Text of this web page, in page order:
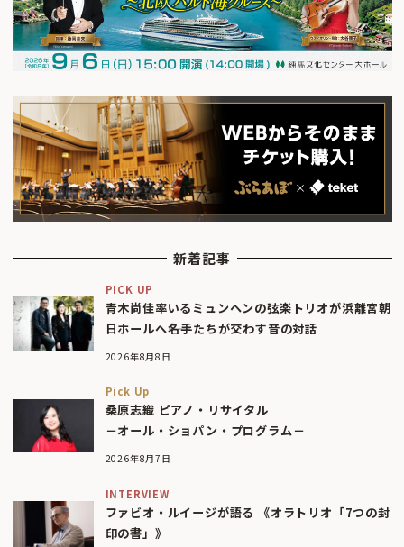
新着記事
PICK UP
青木尚佳率いるミュンヘンの弦楽トリオが浜離宮朝
日ホールへ――名手たちが交わす音の対話
2026年8月8日
Pick Up
桑原志織 ピアノ・リサイタル
－オール・ショパン・プログラム－
2026年8月7日
INTERVIEW
ファビオ・ルイージが語る 《オラトリオ「7つの封
印の書」》